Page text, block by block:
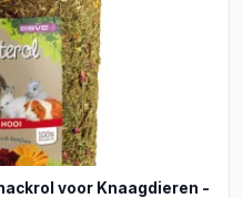
voor Knaagdieren -